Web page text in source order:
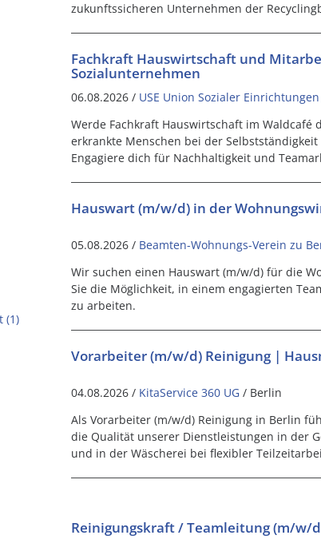
(1)
zukunftssicheren Unternehmen der
Fachkraft Hauswirtschaft und
Sozialunternehmen
06.08.2026 / USE Union Sozialer
Werde Fachkraft Hauswirtschaft im Waldcafé
erkrankte Menschen bei der
Engagiere dich für Nachhaltigkeit und
Hauswart (m/w/d) in der
05.08.2026 / Beamten-Wohnungs-Verein zu
Wir suchen einen Hauswart (m/w/d) für die
Sie die Möglichkeit, in einem engagierten
zu arbeiten.
Vorarbeiter (m/w/d) Reinigung |
04.08.2026 / KitaService 360 UG / Berlin
Als Vorarbeiter (m/w/d) Reinigung in Berlin
die Qualität unserer Dienstleistungen in der
und in der Wäscherei bei flexibler
Reinigungskraft / Teamleitung (m/w/